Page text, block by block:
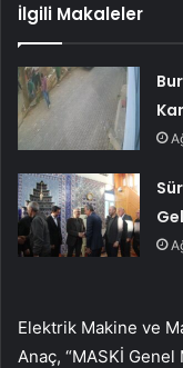
İlgili Makaleler
Elektrik Makine ve
Anaç, “MASKİ